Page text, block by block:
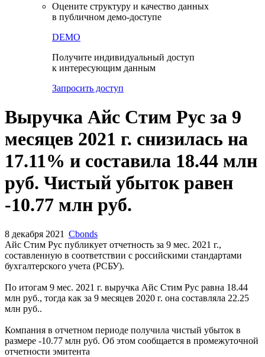
Оцените структуру и качество данных
в публичном демо-доступе
DEMO
Получите индивидуальный доступ
к интересующим данным
Запросить доступ
Выручка Айс Стим Рус за 9
месяцев 2021 г. снизилась на
17.11% и составила 18.44 млн
руб. Чистый убыток равен
-10.77 млн руб.
8 декабря 2021 Cbonds
Айс Стим Рус публикует отчетность за 9 мес. 2021 г.,
составленную в соответствии с российскими стандартами
бухгалтерского учета (РСБУ).
По итогам 9 мес. 2021 г. выручка Айс Стим Рус равна 18.44
млн руб., тогда как за 9 месяцев 2020 г. она составляла 22.25
млн руб..
Компания в отчетном периоде получила чистый убыток в
размере -10.77 млн руб. Об этом сообщается в промежуточной
отчетности эмитента